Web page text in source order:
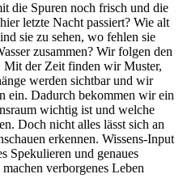
die Spuren noch frisch und die
letzte Nacht passiert? Wie alt
sie zu sehen, wo fehlen sie
zusammen? Wir folgen den
Mit der Zeit finden wir Muster,
werden sichtbar und wir
ein. Dadurch bekommen wir ein
wichtig ist und welche
Doch nicht alles lässt sich an
erkennen. Wissens-Input
Spekulieren und genaues
verborgenes Leben